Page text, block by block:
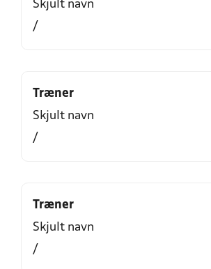
Skjult navn
/
Træner
Skjult navn
/
Træner
Skjult navn
/